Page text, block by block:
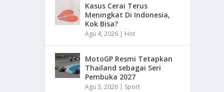
Kasus Cerai Terus
Meningkat Di Indonesia,
Kok Bisa?
Agu 4, 2026 | Hot
MotoGP Resmi Tetapkan
Thailand sebagai Seri
Pembuka 2027
Agu 3, 2026 | Sport